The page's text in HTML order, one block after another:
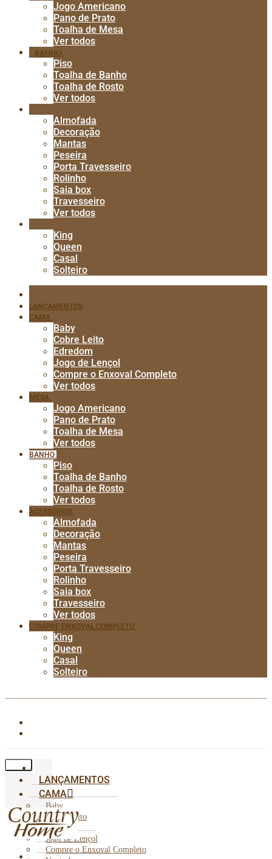
Jogo Americano
Pano de Prato
Toalha de Mesa
Ver todos
BANHO
Piso
Toalha de Banho
Toalha de Rosto
Ver todos
Almofada
Decoração
Mantas
Peseira
Porta Travesseiro
Rolinho
Saia box
Travesseiro
Ver todos
King
Queen
Casal
Solteiro
LANÇAMENTOS
CAMA
Baby
Cobre Leito
Edredom
Jogo de Lençol
Compre o Enxoval Completo
Ver todos
MESA
Jogo Americano
Pano de Prato
Toalha de Mesa
Ver todos
BANHO
Piso
Toalha de Banho
Toalha de Rosto
Ver todos
ACESSÓRIOS
Almofada
Decoração
Mantas
Peseira
Porta Travesseiro
Rolinho
Saia box
Travesseiro
Ver todos
COMPRE ENXOVAL COMPLETO
King
Queen
Casal
Solteiro
LANÇAMENTOS
CAMA
Baby
Cobre Leito
Edredom
Jogo de Lençol
Compre o Enxoval Completo